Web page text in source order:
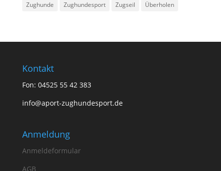
Zughunde
Zughundesport Zugseil Überholen
Kontakt
Fon: 04525 55 42 383
info@aport-zughundesport.de
Anmeldung
Anmeldeformular
AGB